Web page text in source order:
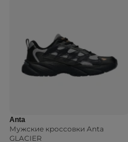
Anta
Мужские кроссовки Anta
GLACIER